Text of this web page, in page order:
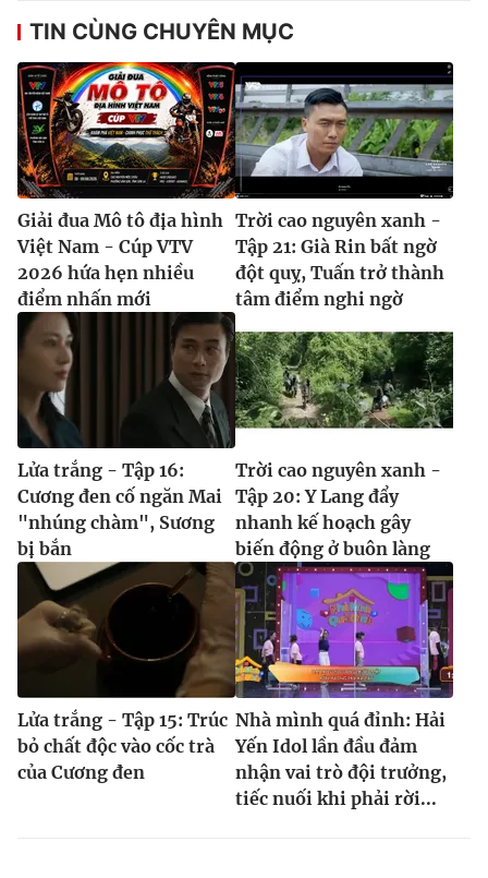
TIN CÙNG CHUYÊN MỤC
Giải đua Mô tô địa hình
Việt Nam - Cúp VTV
2026 hứa hẹn nhiều
điểm nhấn mới
Trời cao nguyên xanh -
Tập 21: Già Rin bất ngờ
đột quỵ, Tuấn trở thành
tâm điểm nghi ngờ
Lửa trắng - Tập 16:
Cương đen cố ngăn Mai
"nhúng chàm", Sương
bị bắn
Trời cao nguyên xanh -
Tập 20: Y Lang đẩy
nhanh kế hoạch gây
biến động ở buôn làng
Lửa trắng - Tập 15: Trúc
bỏ chất độc vào cốc trà
của Cương đen
Nhà mình quá đỉnh: Hải
Yến Idol lần đầu đảm
nhận vai trò đội trưởng,
tiếc nuối khi phải rời...